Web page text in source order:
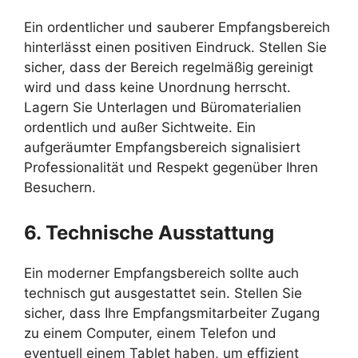
Ein ordentlicher und sauberer Empfangsbereich
hinterlässt einen positiven Eindruck. Stellen Sie
sicher, dass der Bereich regelmäßig gereinigt
wird und dass keine Unordnung herrscht.
Lagern Sie Unterlagen und Büromaterialien
ordentlich und außer Sichtweite. Ein
aufgeräumter Empfangsbereich signalisiert
Professionalität und Respekt gegenüber Ihren
Besuchern.
6. Technische Ausstattung
Ein moderner Empfangsbereich sollte auch
technisch gut ausgestattet sein. Stellen Sie
sicher, dass Ihre Empfangsmitarbeiter Zugang
zu einem Computer, einem Telefon und
eventuell einem Tablet haben, um effizient